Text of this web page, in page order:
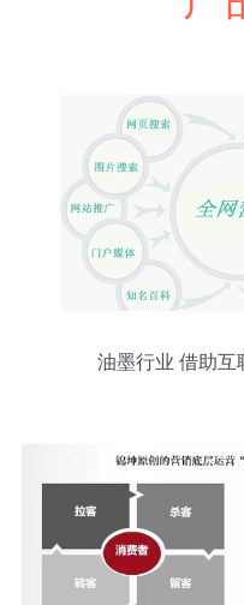
油墨行业 借助互